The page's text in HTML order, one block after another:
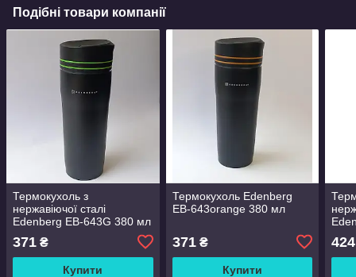
Подібні товари компанії
Термокухоль з
нержавіючої сталі
Edenberg EB-643G 380 мл
371 ₴
Купити
Термокухоль Edenberg
EB-643orange 380 мл
371₴
Купити
424